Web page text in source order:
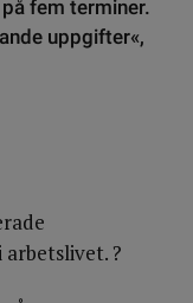
fem terminer.
uppgifter«,
?